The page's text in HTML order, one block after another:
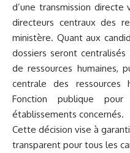
d’une transmission
directeurs centraux des
ministère. Quant aux
dossiers seront
de ressources humaines,
centrale des
Fonction publique
établissements concernés.
Cette décision vise à
transparent pour tous les